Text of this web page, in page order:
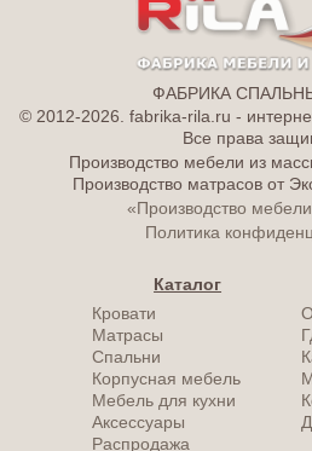
ФАБРИКА
© 2012-2026. fabrika-rila.ru -
Все права
Производство мебели из
Производство матрасов от
«Производство
Политика
Каталог
Кровати
Матрасы
Спальни
Корпусная мебель
Мебель для кухни
Аксессуары
Распродажа